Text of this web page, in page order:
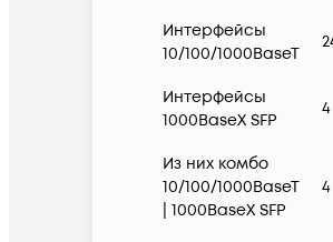
Интерфейсы
10/100/1000BaseT
Интерфейсы
1000BaseX SFP
4
Из них комбо
10/100/1000BaseT
| 1000BaseX SFP
4